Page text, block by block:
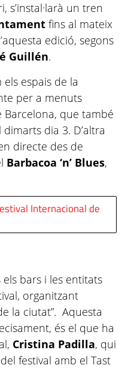
s’instal·larà un tren
fins al mateix
edició, segons
Guillén.
els espais de la
per a menuts
Barcelona, que també
dia 3. D’altra
directe des de
Barbacoa ‘n’ Blues,
Internacional de
bars i les entitats
organitzant
la ciutat”. Aquesta
és el que ha
Cristina Padilla, qui
festival amb el Tast